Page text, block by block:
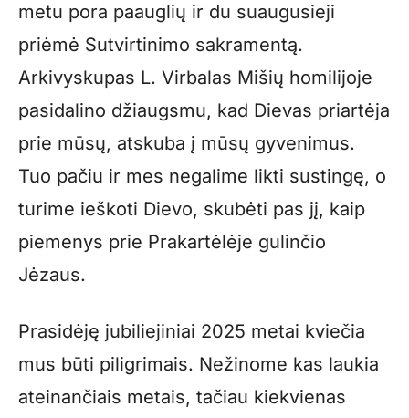
metu pora paauglių ir du suaugusieji
priėmė Sutvirtinimo sakramentą.
Arkivyskupas L. Virbalas Mišių homilijoje
pasidalino džiaugsmu, kad Dievas priartėja
prie mūsų, atskuba į mūsų gyvenimus.
Tuo pačiu ir mes negalime likti sustingę, o
turime ieškoti Dievo, skubėti pas jį, kaip
piemenys prie Prakartėlėje gulinčio
Jėzaus.
Prasidėję jubiliejiniai 2025 metai kviečia
mus būti piligrimais. Nežinome kas laukia
ateinančiais metais, tačiau kiekvienas